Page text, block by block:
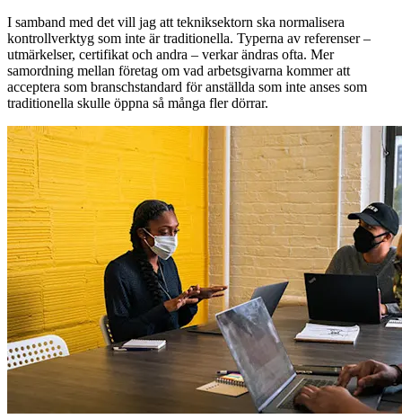
I samband med det vill jag att tekniksektorn ska normalisera
kontrollverktyg som inte är traditionella. Typerna av referenser –
utmärkelser, certifikat och andra – verkar ändras ofta. Mer
samordning mellan företag om vad arbetsgivarna kommer att
acceptera som branschstandard för anställda som inte anses som
traditionella skulle öppna så många fler dörrar.